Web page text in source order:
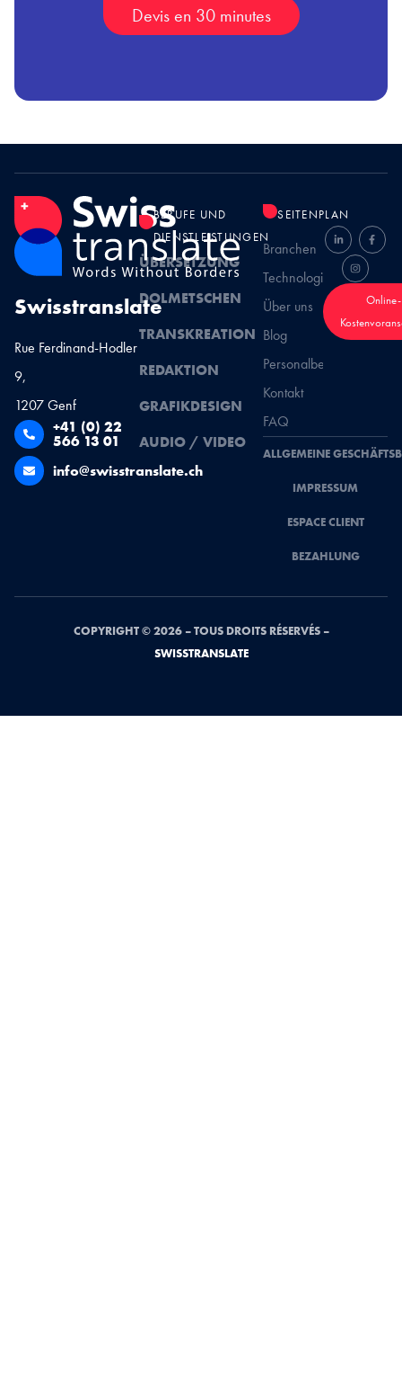
Devis en 30 minutes
Swisstranslate
Rue Ferdinand-Hodler
9,
1207 Genf
+41 (0) 22
566 13 01
info@swisstranslate.ch
BERUFE UND
DIENSTLEISTUNGEN
ÜBERSETZUNG
DOLMETSCHEN
TRANSKREATION
REDAKTION
GRAFIKDESIGN
AUDIO / VIDEO
SEITENPLAN
Branchen
Technologien
Über uns
Blog
Personalbeschaffung
Kontakt
FAQ
Online-
ALLGEMEINE
IMPRESSUM
ESPACE CLIENT
BEZAHLUNG
COPYRIGHT © 2026 – TOUS DROITS RÉSERVÉS –
SWISSTRANSLATE